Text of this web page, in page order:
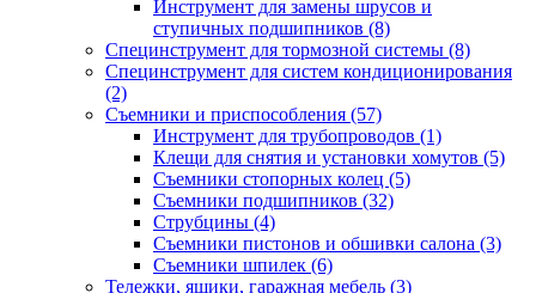
Инструмент для замены шрусов и
ступичных подшипников (8)
Специнструмент для тормозной системы (8)
Специнструмент для систем кондиционирования
(2)
Съемники и приспособления (57)
Инструмент для трубопроводов (1)
Клещи для снятия и установки хомутов (5)
Съемники стопорных колец (5)
Съемники подшипников (32)
Струбцины (4)
Съемники пистонов и обшивки салона (3)
Съемники шпилек (6)
Тележки, ящики, гаражная мебель (3)